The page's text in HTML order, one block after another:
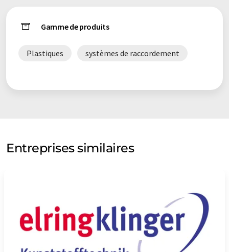
Gamme de produits
Plastiques systèmes de raccordement
Entreprises similaires